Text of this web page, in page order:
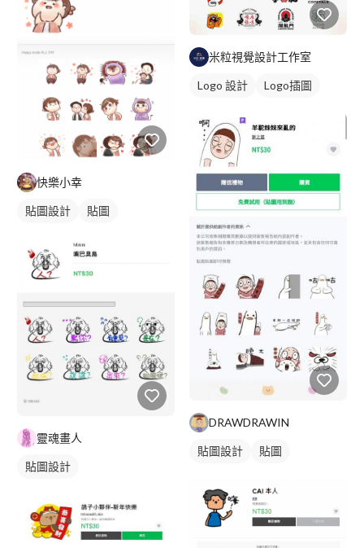
快樂小幸
貼圖設計 貼圖
靈魂畫人
貼圖設計
米粒視覺設計工作室
Logo 設計 Logo插圖
DRAWDRAWIN
貼圖設計 貼圖